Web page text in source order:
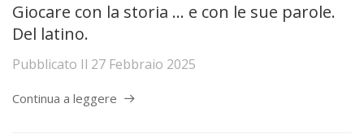
Giocare con la storia … e con le sue parole.
Del latino.
Pubblicato Il 27 Febbraio 2025
Continua a leggere